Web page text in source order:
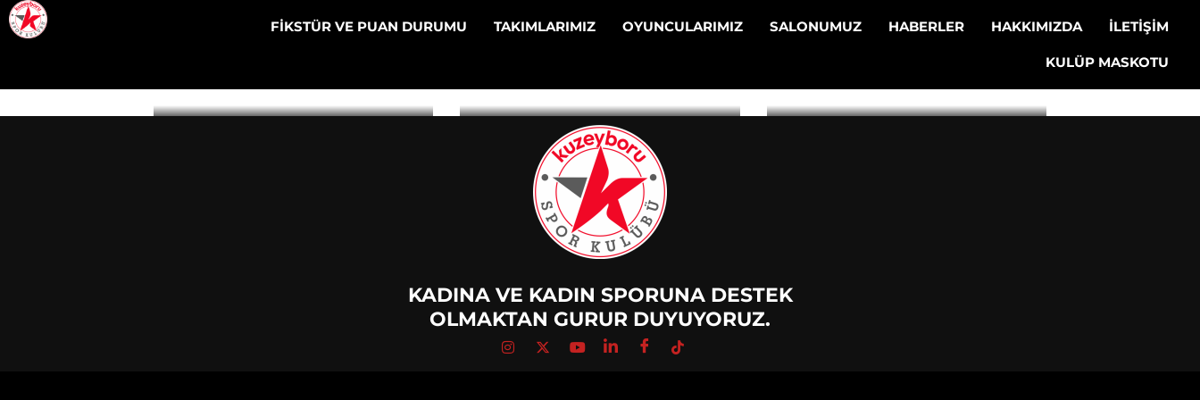
FİKSTÜR VE PUAN DURUMU TAKIMLARIMIZ OYUNCULARIMIZ SALONUMUZ HABERLER HAKKIMIZDA İLETİŞİM
KULÜP MASKOTU
TACTICS
LEVELING
MATCHES AND
TOURNAMENTS
KADINA VE KADIN SPORUNA DESTEK
OLMAKTAN GURUR DUYUYORUZ.